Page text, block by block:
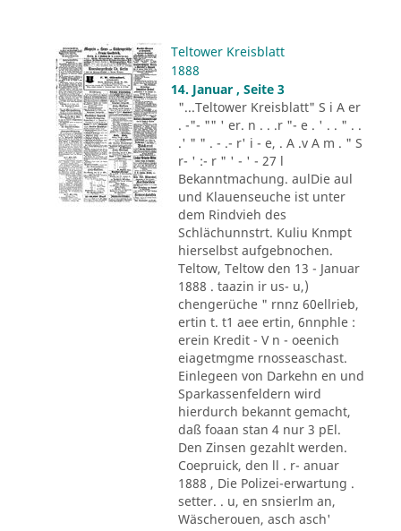
Teltower Kreisblatt
1888
14. Januar , Seite 3
"...Teltower Kreisblatt" S i A er
. -"- "" ' er. n . . .r "- e . ' . . " . .
.' " " . - .- r' i - e, . A .v A m . " S
r- ' :- r " ' - ' - 27 l
Bekanntmachung. aulDie aul
und Klauenseuche ist unter
dem Rindvieh des
Schlächunnstrt. Kuliu Knmpt
hierselbst aufgebnochen.
Teltow, Teltow den 13 - Januar
1888 . taazin ir us- u,)
chengerüche " rnnz 60ellrieb,
ertin t. t1 aee ertin, 6nnphle :
erein Kredit - V n - oeenich
eiagetmgme rnosseaschast.
Einlegeen von Darkehn en und
Sparkassenfeldern wird
hierdurch bekannt gemacht,
daß foaan stan 4 nur 3 pEl.
Den Zinsen gezahlt werden.
Coepruick, den ll . r- anuar
1888 , Die Polizei-erwartung .
setter. . u, en snsierlm an,
Wäscherouen, asch asch'